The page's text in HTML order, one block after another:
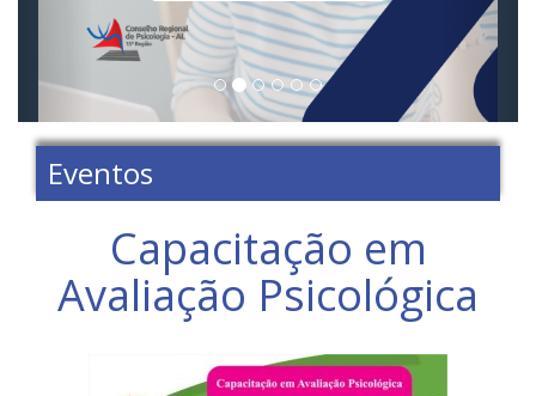
Eventos
Capacitação em
Avaliação Psicológica